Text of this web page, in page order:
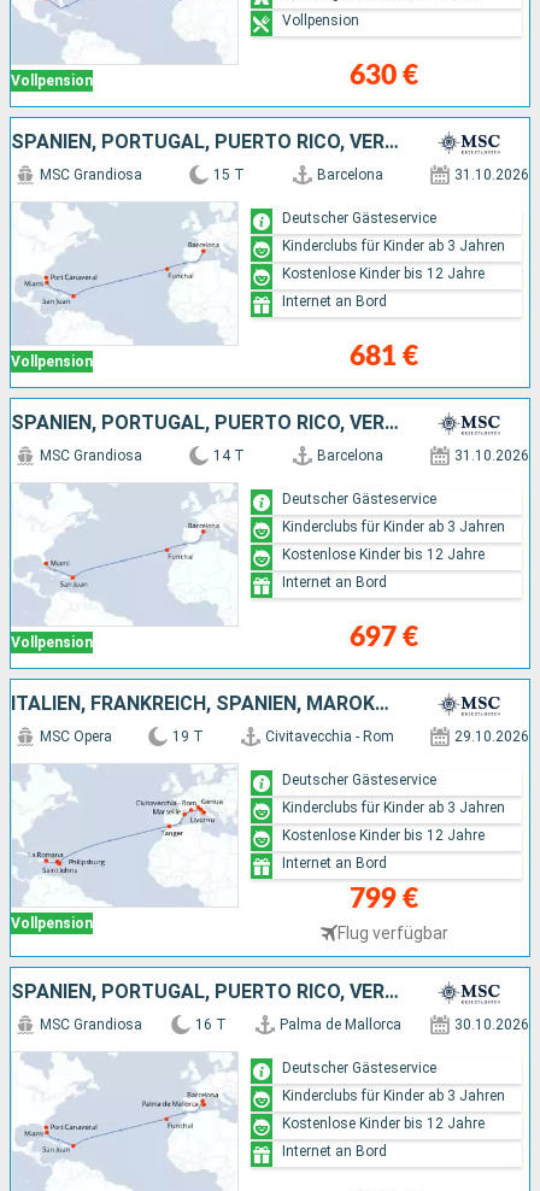
Vollpension 630 €
Vollpension
SPANIEN, PORTUGAL, PUERTO RICO, VEREINIGTE STAATEN VON AMERIKA
Vollpension
MSC Grandiosa 15 T Barcelona 31.10.2026
681 €
Deutscher Gästeservice
Kinderclubs für Kinder ab 3 Jahren
Kostenlose Kinder bis 12 Jahre
Internet an Bord
SPANIEN, PORTUGAL, PUERTO RICO, VEREINIGTE STAATEN VON AMERIKA
Vollpension
MSC Grandiosa 14 T Barcelona 31.10.2026
697 €
Deutscher Gästeservice
Kinderclubs für Kinder ab 3 Jahren
Kostenlose Kinder bis 12 Jahre
Internet an Bord
ITALIEN, FRANKREICH, SPANIEN, MAROKKO, ANTIGUA UND BARBUDA, DOMINIKANISCHE REPUBLIK
Vollpension
MSC Opera 19 T Civitavecchia - Rom 29.10.2026
799 €
Flug verfügbar
Deutscher Gästeservice
Kinderclubs für Kinder ab 3 Jahren
Kostenlose Kinder bis 12 Jahre
Internet an Bord
SPANIEN, PORTUGAL, PUERTO RICO, VEREINIGTE STAATEN VON AMERIKA
MSC Grandiosa 16 T Palma de Mallorca 30.10.2026
Deutscher Gästeservice
Kinderclubs für Kinder ab 3 Jahren
Kostenlose Kinder bis 12 Jahre
Internet an Bord